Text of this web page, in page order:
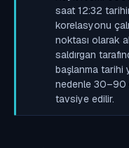
saat 12:32
korelasyonu
noktası olarak
saldırgan
başlanma tarihi
nedenle 30–90
tavsiye edilir.